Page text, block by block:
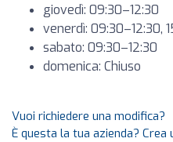
giovedì: 09:30–12:30
venerdì: 09:30–12:30,
sabato: 09:30–12:30
domenica: Chiuso
Vuoi richiedere una modifica?
È questa la tua azienda?